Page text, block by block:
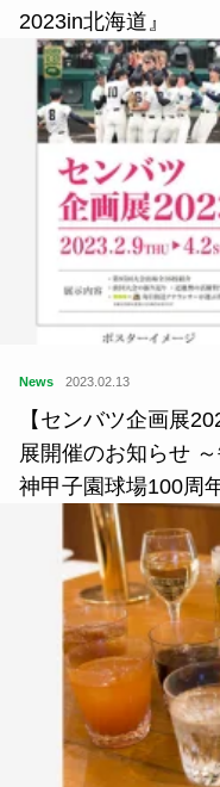
2023in北海道』
News 2023.02.13
【センバツ企画展
展開催のお知らせ
神甲子園球場100周